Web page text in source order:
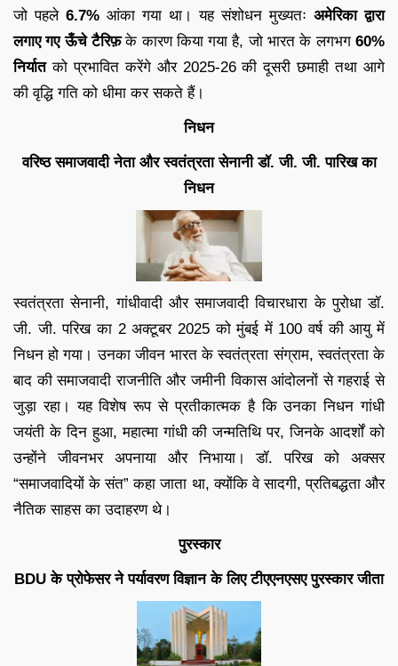
जो पहले 6.7% आंका गया था। यह संशोधन मुख्यतः अमेरिका द्वारा
लगाए गए ऊँचे टैरिफ़के कारण किया गया है, जो भारत के लगभग60%
निर्यातको प्रभावित करेंगे और 2025-26 की दूसरी छमाही तथा आगे
की वृद्धि गति को धीमा कर सकते हैं।
निधन
वरिष्ठ समाजवादी नेता और स्वतंत्रता सेनानी डॉ. जी. जी. पारिख का
निधन
स्वतंत्रता सेनानी, गांधीवादी और समाजवादी विचारधारा के पुरोधा डॉ.
जी. जी. परिख का 2 अक्टूबर 2025 को मुंबई में 100 वर्ष की आयु में
निधन हो गया। उनका जीवन भारत के स्वतंत्रता संग्राम, स्वतंत्रता के
बाद की समाजवादी राजनीति और जमीनी विकास आंदोलनों से गहराई से
जुड़ा रहा। यह विशेष रूप से प्रतीकात्मक है कि उनका निधन गांधी
जयंती के दिन हुआ, महात्मा गांधी की जन्मतिथि पर, जिनके आदर्शों को
उन्होंने जीवनभर अपनाया और निभाया। डॉ. परिख को अक्सर
“समाजवादियों के संत” कहा जाता था, क्योंकि वे सादगी, प्रतिबद्धता और
नैतिक साहस का उदाहरण थे।
पुरस्कार
BDU के प्रोफेसर ने पर्यावरण विज्ञान के लिए टीएएनएसए पुरस्कार जीता